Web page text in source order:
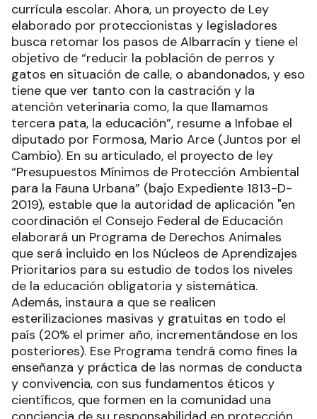
currícula escolar. Ahora, un proyecto de Ley
elaborado por proteccionistas y legisladores
busca retomar los pasos de Albarracín y tiene el
objetivo de “reducir la población de perros y
gatos en situación de calle, o abandonados, y eso
tiene que ver tanto con la castración y la
atención veterinaria como, la que llamamos
tercera pata, la educación”, resume a Infobae el
diputado por Formosa, Mario Arce (Juntos por el
Cambio). En su articulado, el proyecto de ley
“Presupuestos Mínimos de Protección Ambiental
para la Fauna Urbana” (bajo Expediente 1813-D-
2019), estable que la autoridad de aplicación "en
coordinación el Consejo Federal de Educación
elaborará un Programa de Derechos Animales
que será incluido en los Núcleos de Aprendizajes
Prioritarios para su estudio de todos los niveles
de la educación obligatoria y sistemática.
Además, instaura a que se realicen
esterilizaciones masivas y gratuitas en todo el
país (20% el primer año, incrementándose en los
posteriores). Ese Programa tendrá como fines la
enseñanza y práctica de las normas de conducta
y convivencia, con sus fundamentos éticos y
científicos, que formen en la comunidad una